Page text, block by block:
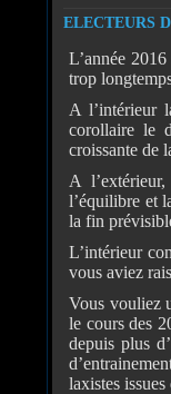
ELECTEURS
L’année
trop
A l’intérieur
corollaire le
croissante de
A
l’équilibre et
la fin
L’intérieur
vous aviez
Vous vouliez
le cours des
depuis plus
laxistes